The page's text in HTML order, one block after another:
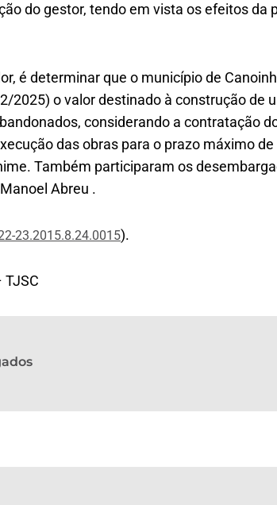
do gestor, tendo em vista os efeitos da
é determinar que o município de
2025) o valor destinado à construção de
considerando a contratação
das obras para o prazo máximo
Também participaram os
Abreu .
23.2015.8.24.0015).